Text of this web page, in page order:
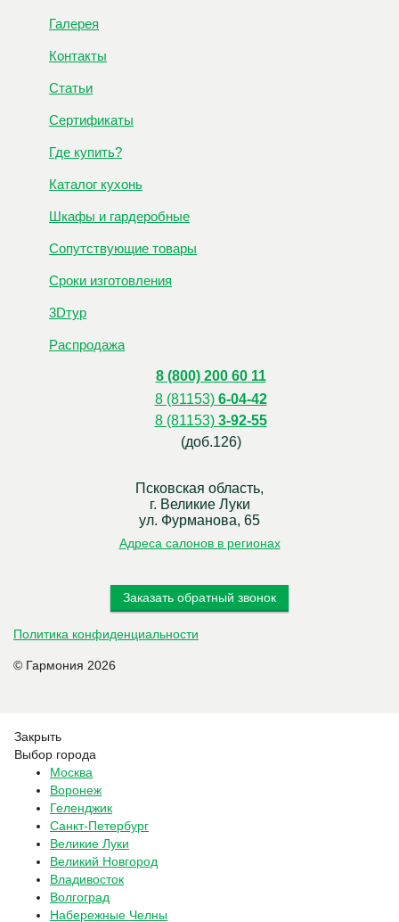
Галерея
Контакты
Статьи
Сертификаты
Где купить?
Каталог кухонь
Шкафы и гардеробные
Сопутствующие товары
Сроки изготовления
3Dтур
Распродажа
8 (800) 200 60 11
8 (81153) 6-04-42
8 (81153) 3-92-55
(доб.126)
Псковская область,
г. Великие Луки
ул. Фурманова, 65
Адреса салонов в регионах
Заказать обратный звонок
Политика конфиденциальности
© Гармония 2026
Закрыть
Выбор города
Москва
Воронеж
Геленджик
Санкт-Петербург
Великие Луки
Великий Новгород
Владивосток
Волгоград
Набережные Челны